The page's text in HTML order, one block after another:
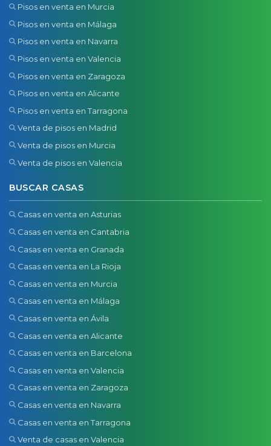
Pisos en venta en Murcia
Pisos en venta en Málaga
Pisos en venta en Navarra
Pisos en venta en Valencia
Pisos en venta en Zaragoza
Pisos en venta en Alicante
Pisos en venta en Tarragona
Venta de pisos en Madrid
Venta de pisos en Murcia
Venta de pisos en Valencia
BUSCAR CASAS
Casas en venta en Asturias
Casas en venta en Cantabria
Casas en venta en Granada
Casas en venta en La Rioja
Casas en venta en Murcia
Casas en venta en Málaga
Casas en venta en Ávila
Casas en venta en Alicante
Casas en venta en Barcelona
Casas en venta en Valencia
Casas en venta en Zaragoza
Casas en venta en Navarra
Casas en venta en Tarragona
Venta de casas en Valencia